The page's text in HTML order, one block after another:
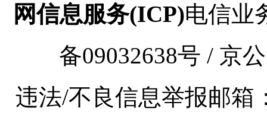
网信息服务(ICP)电信业
备09032638号 / 京
违法/不良信息举报邮箱